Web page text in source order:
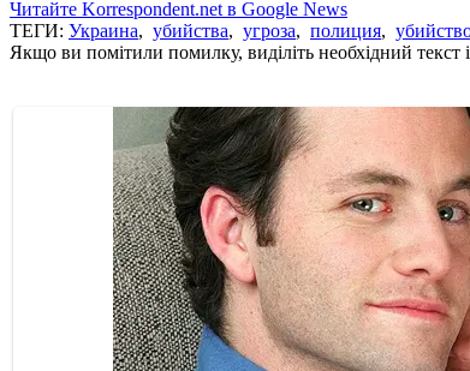
Читайте Korrespondent.net в Google News
ТЕГИ: Украина, убийства, угроза, полиция,
Якщо ви помітили помилку, виділіть необхідний